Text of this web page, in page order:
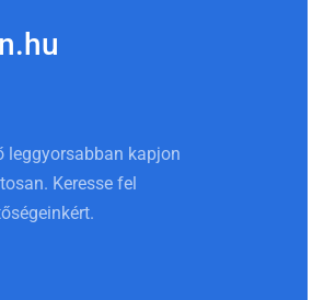
leggyorsabban kapjon
Keresse fel